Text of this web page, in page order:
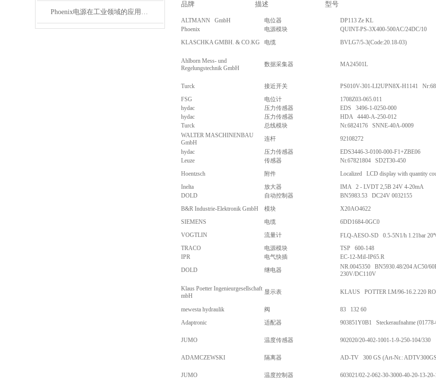
Phoenix电源在工业领域的应用与优势
品牌 描述 型号
ALTMANN GmbH 电位器
DP113 Ze KL
Phoenix
电源模块
QUINT-PS-3X400-500AC/24DC/10
KLASCHKA GMBH. & CO.KG
电缆 BVLG7/5-3(Code:20.18-03)
Ahlborn Mess- und
Regelungstechnik GmbH
数据采集器 MA24501L
Turck 接近开关
PS010V-301-LI2UPN8X-H1141
FSG
电位计
1708Z03-065.011
hydac
压力传感器
EDS 3496-1-0250-000
hydac
压力传感器
HDA 4440-A-250-012
Turck
总线模块
Nr.6824176 SNNE-40A-0009
WALTER MASCHINENBAU
GmbH
连杆
92108272
hydac
压力传感器
EDS3446-3-0100-000-F1+ZBE06
Leuze
传感器
Nr.67821804 SD2T30-450
Hoentzsch
附件
Localized LCD display with quantity
Inelta
放大器
IMA 2 - LVDT 2,5B 24V 4-20mA
DOLD
自动控制器
BN5983.53 DC24V 0032155
B&R Industrie-Elektronik GmbH
模块
X20AO4622
SIEMENS
电缆
6DD1684-0GC0
VOGTLIN
流量计
FLQ-AESO-SD 0.5-5N1/h 1.21bar
TRACO
电源模块
TSP 600-148
IPR
电气快插
EC-12-MiI-IP65.R
DOLD
继电器
NR.0045350 BN5930.48/204 AC50/
230V/DC110V
Klaus Poetter Ingenieurgesellschaft
mbH
显示表 KLAUS POTTER LM/96-16.2.220
mewesta hydraulik 阀
83 132 60
Adaptronic
适配器 903851Y0B1 Steckeraufnahme
JUMO 温度传感器 902020/20-402-1001-1-9-250-104/330
ADAMCZEWSKI 隔离器 AD-TV 300 GS (Art-Nr.:
JUMO 温度控制器
603021/02-2-062-30-3000-40-20-13-